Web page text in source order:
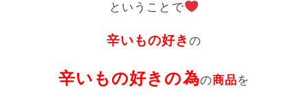
ということで
辛いもの好きの
辛いもの好きの為の商品を